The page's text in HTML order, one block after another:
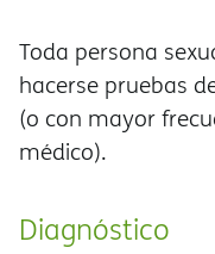
Toda persona
hacerse pruebas
(o con mayor
médico).
Diagnóstico